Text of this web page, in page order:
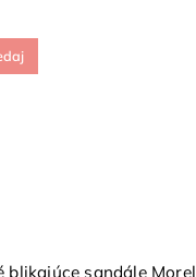
blikajúce sandále Morel